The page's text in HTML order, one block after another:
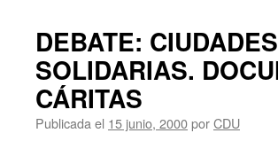
DEBATE:
SOLIDARIAS.
CÁRITAS
Publicada el 15 junio, 2000porCDU